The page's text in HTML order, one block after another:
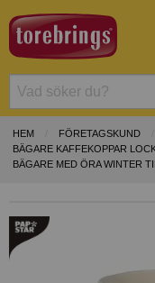
HEM FÖRETAGSKUND
BÄGARE KAFFEKOPPAR
BÄGARE MED ÖRA WINTER